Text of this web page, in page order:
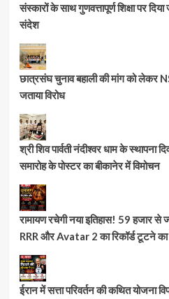
संस्कारों के साथ गुणवत्तापूर्ण शिक्षा पर दिया
संदेश
छात्रसंघ चुनाव बहाली की मांग को लेकर
जताया विरोध
श्री शिव पार्वती नंदीश्वर धाम के स्थापना
समारोह के पोस्टर का बीकानेर में विमोचन
रामायण रचेगी नया इतिहास! 59 हजार से
RRR और Avatar 2 का रिकॉर्ड टूटने का
ईरान में सत्ता परिवर्तन की कथित योजना